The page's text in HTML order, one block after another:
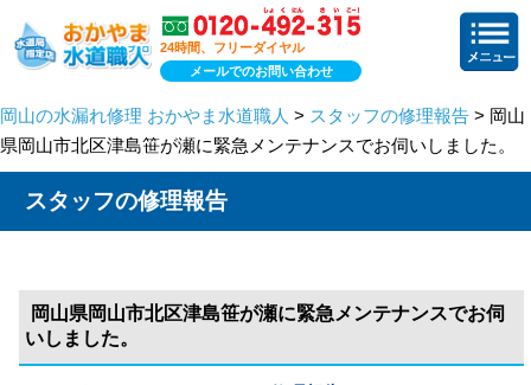
24時間、フリーダイヤル
メールでのお問い合わせ
岡山の水漏れ修理 おかやま水道職人 > スタッフの修理報告 > 岡山
県岡山市北区津島笹が瀬に緊急メンテナンスでお伺いしました。
スタッフの修理報告
岡山県岡山市北区津島笹が瀬に緊急メンテナンスでお伺
いしました。